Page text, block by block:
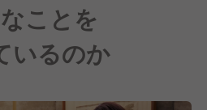
ことを
いるのか